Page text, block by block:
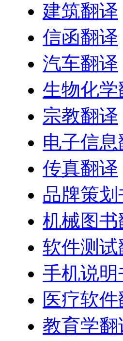
建筑翻译
信函翻译
汽车翻译
生物化学
宗教翻译
电子信息
传真翻译
品牌策
机械图书
软件测
手机说明
医疗软件
教育学翻